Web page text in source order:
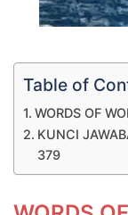
Table of
WORDS OF
KUNCI
379